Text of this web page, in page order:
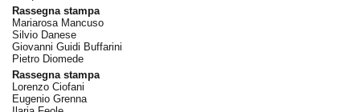
Rassegna stampa
Mariarosa Mancuso
Silvio Danese
Giovanni Guidi Buffarini
Pietro Diomede
Rassegna stampa
Lorenzo Ciofani
Eugenio Grenna